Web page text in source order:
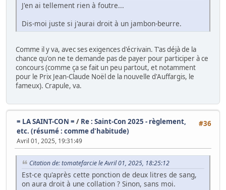
J'en ai tellement rien à foutre...
Dis-moi juste si j'aurai droit à un jambon-beurre.
Comme il y va, avec ses exigences d'écrivain. T'as déjà de la
chance qu'on ne te demande pas de payer pour participer à ce
concours (comme ça se fait un peu partout, et notamment
pour le Prix Jean-Claude Noël de la nouvelle d'Auffargis, le
fameux). Crapule, va.
#36
= LA SAINT-CON = / Re : Saint-Con 2025 - règlement,
etc. (résumé : comme d'habitude)
Avril 01, 2025, 19:31:49
Citation de: tomatefarcie le Avril 01, 2025, 18:25:12
Est-ce qu'après cette ponction de deux litres de sang,
on aura droit à une collation ? Sinon, sans moi.